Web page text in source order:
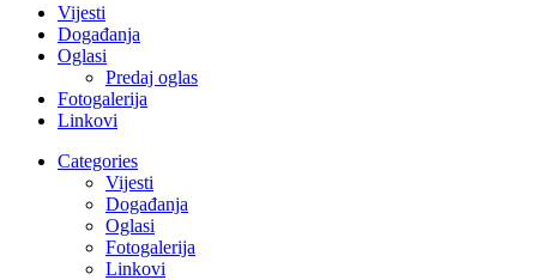
Vijesti
Događanja
Oglasi
Predaj oglas
Fotogalerija
Linkovi
Categories
Vijesti
Događanja
Oglasi
Fotogalerija
Linkovi